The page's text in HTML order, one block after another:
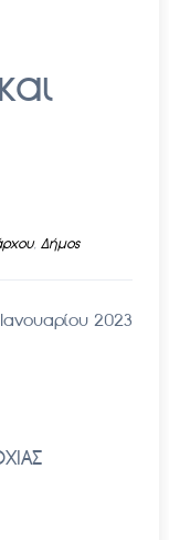
, Δήμος
2023